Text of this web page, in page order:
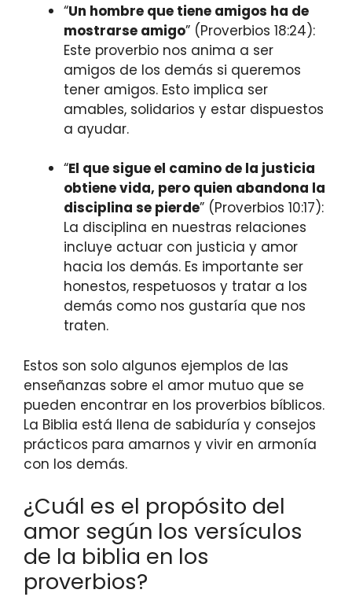
“Un hombre que tiene amigos ha de
mostrarse amigo” (Proverbios 18:24):
Este proverbio nos anima a ser
amigos de los demás si queremos
tener amigos. Esto implica ser
amables, solidarios y estar dispuestos
a ayudar.
“El que sigue el camino de la justicia
obtiene vida, pero quien abandona la
disciplina se pierde” (Proverbios 10:17):
La disciplina en nuestras relaciones
incluye actuar con justicia y amor
hacia los demás. Es importante ser
honestos, respetuosos y tratar a los
demás como nos gustaría que nos
traten.
Estos son solo algunos ejemplos de las
enseñanzas sobre el amor mutuo que se
pueden encontrar en los proverbios bíblicos.
La Biblia está llena de sabiduría y consejos
prácticos para amarnos y vivir en armonía
con los demás.
¿Cuál es el propósito del
amor según los versículos
de la biblia en los
proverbios?